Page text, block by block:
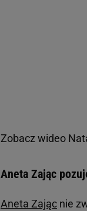
Zobacz wideo
Aneta Zając
Aneta Zając nie